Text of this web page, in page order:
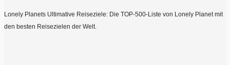
Lonely Planets Ultimative Reiseziele: Die TOP-500-Liste von Lonely Planet mit
den besten Reisezielen der Welt.